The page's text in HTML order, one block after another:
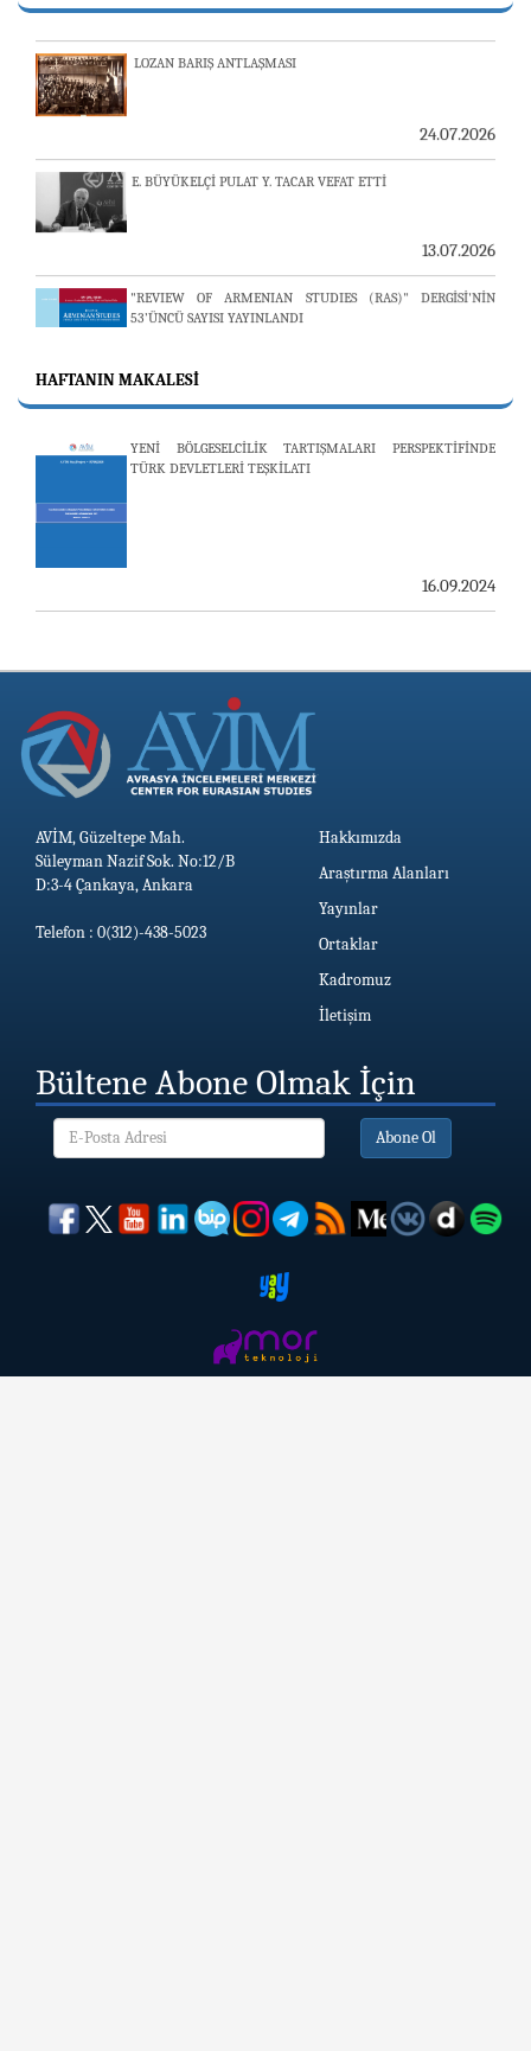
LOZAN BARIŞ ANTLAŞMASI
"REVIEW OF ARMENIAN STUDIES (RAS)" DERGİSİ'NİN
KURULUŞUNU KONUK ETTİ
HAFTANIN MAKALESI
YENİ BÖLGESELCİLİK TARTIŞMALARI PERSPEKTİFİNDE
TÜRK DEVLETLERİ TEŞKİLATI
16.09.2024
AVİM, Güzeltepe Mah.
Süleyman Nazif Sok. No:12/B
D:3-4 Çankaya, Ankara
Telefon : 0(312)-438-5023
Hakkımızda
Araştırma Alanları
Yayınlar
Ortaklar
Kadromuz
İletişim
Bültene Abone Olmak İçin
Abone Ol